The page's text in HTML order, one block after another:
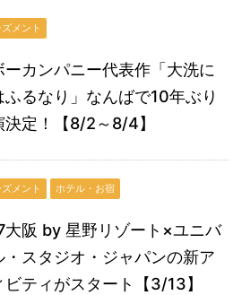
メント
ーカンパニー代表作「大洗に
ふるなり」なんばで10年ぶり
決定！【8/2～8/4】
メント ホテル・お宿
大阪 by 星野リゾート×ユニバ
・スタジオ・ジャパンの新ア
ビティがスタート【3/13】